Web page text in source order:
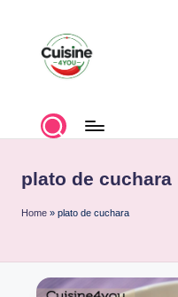
contenido
u
s
i
e
de
plato de cuchara
Home » plato de cuchara